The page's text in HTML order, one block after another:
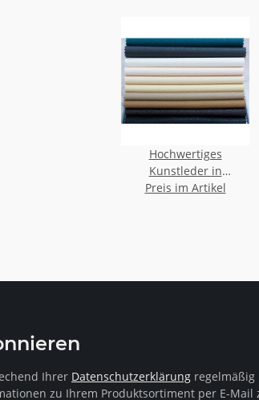
Hochwertiges
Kunstleder in
verschiedenen Farben
Preis im Artikel
Ihrer Datenschutzerklärung regelmäßig
zu Ihrem Produktsortiment per E-Mail